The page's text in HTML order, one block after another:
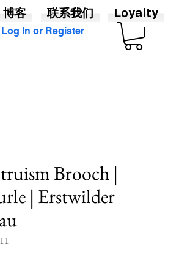
Log In or Register
Brooch |
| Erstwilder
博客 联系我们 Loyalty